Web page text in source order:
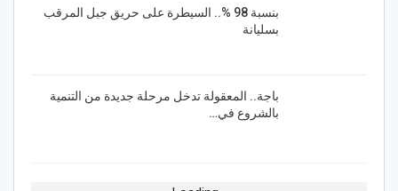
بنسبة 98 %.. السيطرة على حريق جبل المرقب
بسليانة
باجة.. المعقولة تدخل مرحلة جديدة من التنمية
بالشروع في…